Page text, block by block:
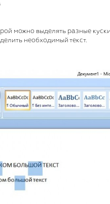
можно выделять разные
необходимый текст.